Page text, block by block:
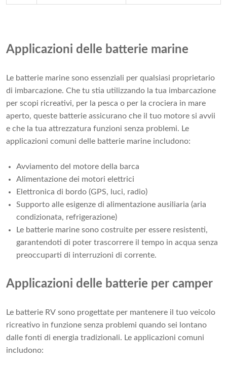
Applicazioni delle batterie marine
Le batterie marine sono essenziali per qualsiasi proprietario
di imbarcazione. Che tu stia utilizzando la tua imbarcazione
per scopi ricreativi, per la pesca o per la crociera in mare
aperto, queste batterie assicurano che il tuo motore si avvii
e che la tua attrezzatura funzioni senza problemi. Le
applicazioni comuni delle batterie marine includono:
Avviamento del motore della barca
Alimentazione dei motori elettrici
Elettronica di bordo (GPS, luci, radio)
Supporto alle esigenze di alimentazione ausiliaria (aria
condizionata, refrigerazione)
Le batterie marine sono costruite per essere resistenti,
garantendoti di poter trascorrere il tempo in acqua senza
preoccuparti di interruzioni di corrente.
Applicazioni delle batterie per camper
Le batterie RV sono progettate per mantenere il tuo veicolo
ricreativo in funzione senza problemi quando sei lontano
dalle fonti di energia tradizionali. Le applicazioni comuni
includono: